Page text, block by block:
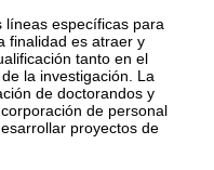
líneas específicas para
finalidad es atraer y
tanto en el
la investigación. La
de doctorandos y
de personal
proyectos de